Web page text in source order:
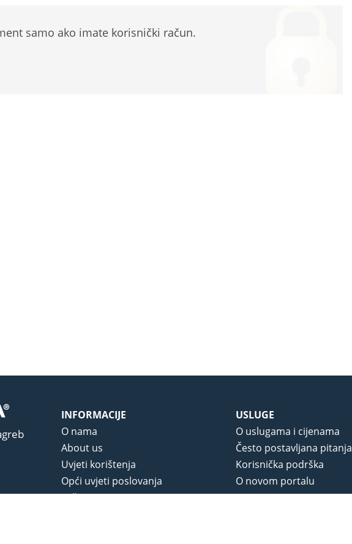
samo ako imate korisnički račun.
INFORMACIJE
O nama
About us
Uvjeti korištenja
Opći uvjeti poslovanja
Zaštita privatnosti
USLUGE
O uslugama i cijenama
Često postavljana pitanja
Korisnička podrška
O novom portalu